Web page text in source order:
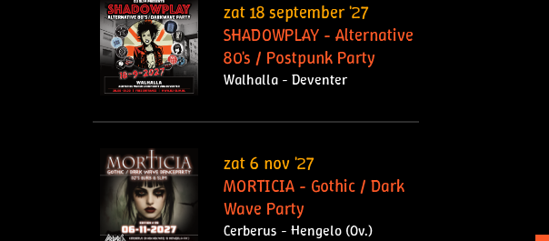
zat 18 september '27
SHADOWPLAY - Alternative
80's / Postpunk Party
Walhalla - Deventer
zat 6 nov '27
MORTICIA - Gothic / Dark
Wave Party
Cerberus - Hengelo (Ov.)